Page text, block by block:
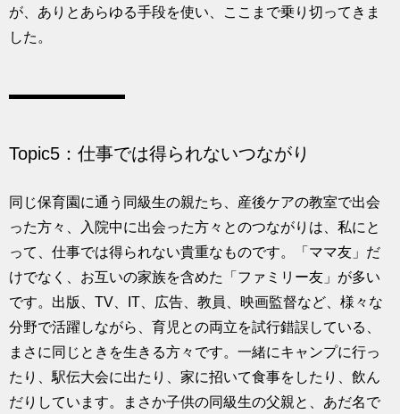
が、ありとあらゆる手段を使い、ここまで乗り切ってきま
した。
Topic5：仕事では得られないつながり
同じ保育園に通う同級生の親たち、産後ケアの教室で出会
った方々、入院中に出会った方々とのつながりは、私にと
って、仕事では得られない貴重なものです。「ママ友」だ
けでなく、お互いの家族を含めた「ファミリー友」が多い
です。出版、TV、IT、広告、教員、映画監督など、様々な
分野で活躍しながら、育児との両立を試行錯誤している、
まさに同じときを生きる方々です。一緒にキャンプに行っ
たり、駅伝大会に出たり、家に招いて食事をしたり、飲ん
だりしています。まさか子供の同級生の父親と、あだ名で